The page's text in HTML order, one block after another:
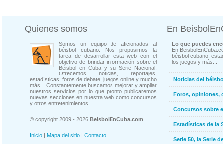
Quienes somos
Somos un equipo de aficionados al
béisbol cubano. Nos propusimos la
tarea de desarrollar esta web con el
objetivo de brindar información sobre el
Béisbol en Cuba y su Serie Nacional.
Ofrecemos noticias, reportajes,
estadísticas, foros de debate, juegos online y mucho
más... Constantemente buscamos mejorar y ampliar
nuestros servicios por lo que pronto publicaremos
nuevas secciones en nuestra web como concursos
y otros entretenimientos.
© copyright 2009 - 2026 BeisbolEnCuba.com
Inicio | Mapa del sitio | Contacto
En
Lo que puedes
En
béisbol cubano,
los juegos y más...
Noticias del
Foros, opiniones,
Concursos sobre
Estadísticas de la
Serie 50, la Serie